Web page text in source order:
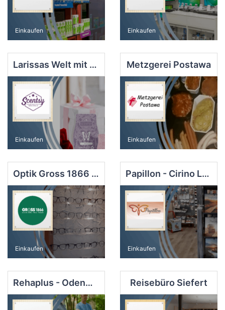
Einkaufen Einkaufen
Larissas Welt mit Scentsy
Einkaufen
Metzgerei Postawa
Einkaufen
Optik Gross 1866 GmbH
Einkaufen
Papillon - Cirino LoCicero
Einkaufen
Rehaplus - Odenwald Reisebüro Siefert